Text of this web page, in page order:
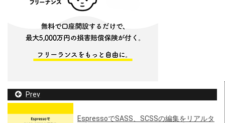
Prev
EspressoでSASS、SCSSの編集をリアルタ